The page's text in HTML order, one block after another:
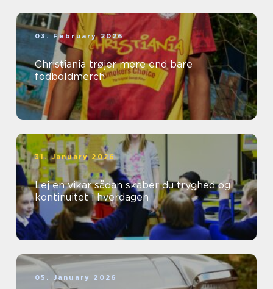
03. February 2026
Christiania trøjer mere end bare
fodboldmerch
31. January 2026
Lej en vikar sådan skaber du tryghed og
kontinuitet i hverdagen
05. January 2026